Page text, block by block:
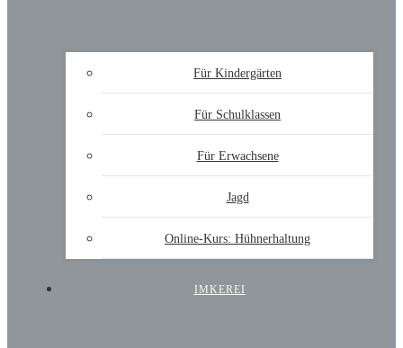
Für Kindergärten
Für Schulklassen
Für Erwachsene
Jagd
Online-Kurs: Hühnerhaltung
IMKEREI